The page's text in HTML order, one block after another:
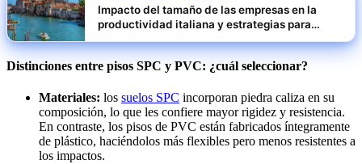
Impacto del tamaño de las empresas en la
productividad italiana y estrategias para
escalar pymes
Distinciones entre pisos SPC y PVC: ¿cuál seleccionar?
Materiales: los suelos SPC incorporan piedra caliza en su
composición, lo que les confiere mayor rigidez y resistencia.
En contraste, los pisos de PVC están fabricados íntegramente
de plástico, haciéndolos más flexibles pero menos resistentes a
los impactos.